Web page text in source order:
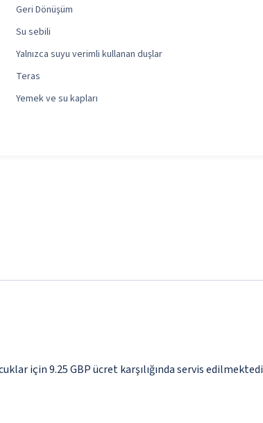
Geri Dönüşüm
Su sebili
Yalnızca suyu verimli kullanan duşlar
Teras
Yemek ve su kapları
için 9.25 GBP ücret karşılığında servis